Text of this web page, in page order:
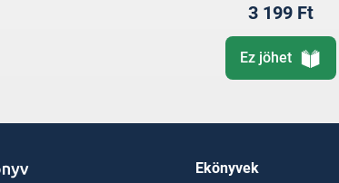
3 199 Ft
Ez jöhet
Ekönyvek